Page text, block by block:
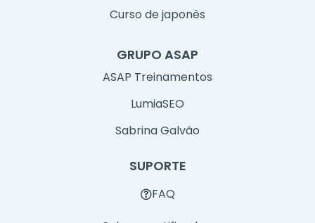
Curso de japonês
GRUPO ASAP
ASAP Treinamentos
LumiaSEO
Sabrina Galvão
SUPORTE
FAQ